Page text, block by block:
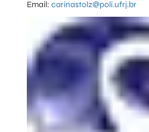
Email: carinastolz@poli.ufrj.br